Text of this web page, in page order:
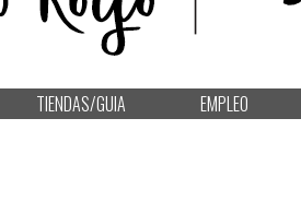
TIENDAS/GUIA EMPLEO